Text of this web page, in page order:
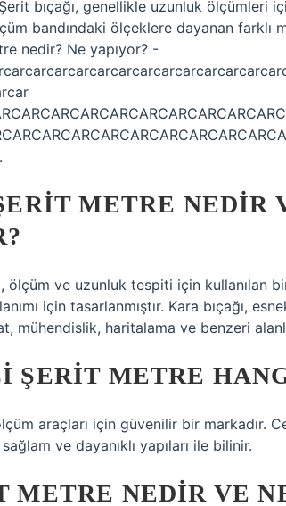
bıçağı, genellikle uzunluk ölçümleri
bandındaki ölçeklere dayanan farklı
nedir? Ne yapıyor? -
METRE NEDIR
ölçüm ve uzunluk tespiti için kullanılan
için tasarlanmıştır. Kara bıçağı,
mühendislik, haritalama ve benzeri
ŞERIT METRE
araçları için güvenilir bir markadır.
ve dayanıklı yapıları ile bilinir.
METRE NEDIR VE